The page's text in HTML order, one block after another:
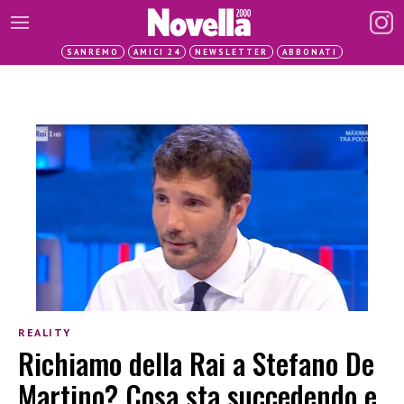
SANREMO AMICI 24 NEWSLETTER ABBONATI
REALITY
Richiamo della Rai a Stefano De